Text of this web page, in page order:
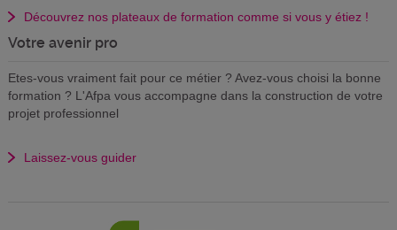
Découvrez nos plateaux de formation comme si vous y étiez !
Votre avenir pro
Etes-vous vraiment fait pour ce métier ? Avez-vous choisi la bonne
formation ? L'Afpa vous accompagne dans la construction de votre
projet professionnel
Laissez-vous guider